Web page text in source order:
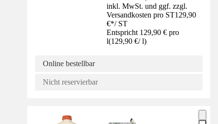
inkl. MwSt. und ggf. zzgl.
Versandkosten pro ST129,90
€*/ ST
Entspricht 129,90 € pro
l(129,90 €/ l)
Online bestellbar
Nicht reservierbar